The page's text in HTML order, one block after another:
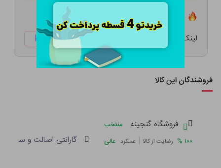
لینک کوتاه: ketabtala.com/sbp-61708
فروشندگان این کالا
فروشگاه گنجینه
منتخب
۱۰۰ % رضایت از کالا | عملکرد عالی گارانتی اصالت و سلامت